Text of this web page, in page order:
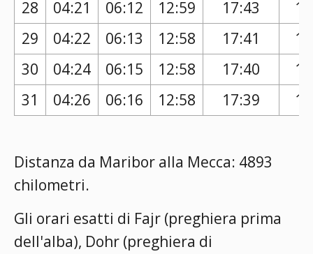
28
04:21 06:12 12:59 17:43
29
04:22 06:13 12:58 17:41
30
04:24 06:15 12:58 17:40
31
04:26 06:16 12:58 17:39
Distanza da Maribor alla Mecca: 4893
chilometri.
Gli orari esatti di Fajr (preghiera prima
dell'alba), Dohr (preghiera di